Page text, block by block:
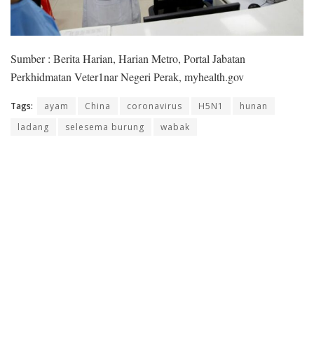
Sumber : Berita Harian, Harian Metro, Portal Jabatan
Perkhidmatan Veter1nar Negeri Perak, myhealth.gov
Tags: ayam China coronavirus H5N1
hunan
ladang
selesema burung wabak